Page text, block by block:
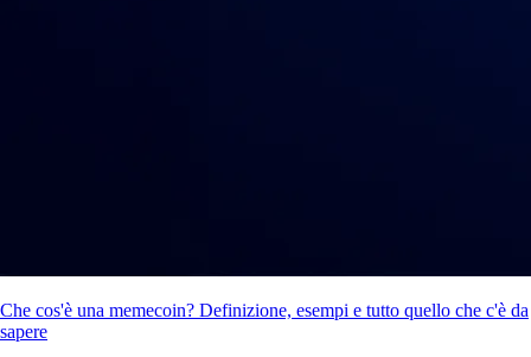
Che cos'è una memecoin? Definizione, esempi e tutto quello che c'è da
sapere